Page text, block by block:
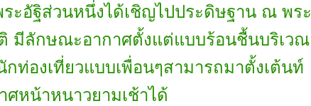
ะอัฐิส่วนหนึ่งได้เชิญไปประดิษฐาน ณ พระ
มีลักษณะอากาศตั้งแต่แบบร้อนชื้นบริเวณ
ท่องเที่ยวแบบเพื่อนๆสามารถมาตั้งเต้นท์
หน้าหนาวยามเช้าได้